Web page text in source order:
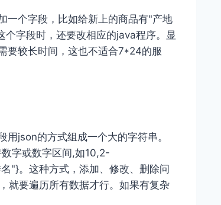
一个字段，比如给新上的商品有"产地
字段时，还要改相应的java程序。显
要较长时间，这也不适合7*24的服
json的方式组成一个大的字符串。
字或数字区间,如10,2-
。这种方式，添加、修改、删除问
就要遍历所有数据才行。如果有复杂